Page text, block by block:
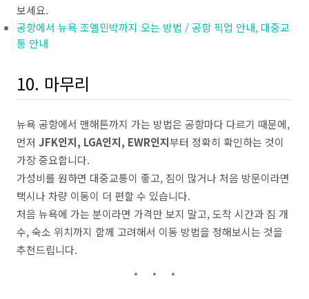
보세요.
공항에서 뉴욕 조엘민박까지 오는 방법 / 공항 픽업 안내, 대중교
통 안내
10. 마무리
뉴욕 공항에서 맨해튼까지 가는 방법은 공항마다 다르기 때문에,
먼저 JFK인지, LGA인지, EWR인지부터 정확히 확인하는 것이
가장 중요합니다.
가성비를 원하면 대중교통이 좋고, 짐이 많거나 처음 방문이라면
택시나 차량 이동이 더 편할 수 있습니다.
처음 뉴욕에 가는 분이라면 가격만 보지 말고, 도착 시간과 짐 개
수, 숙소 위치까지 함께 고려해서 이동 방법을 정해보시는 것을
추천드립니다.